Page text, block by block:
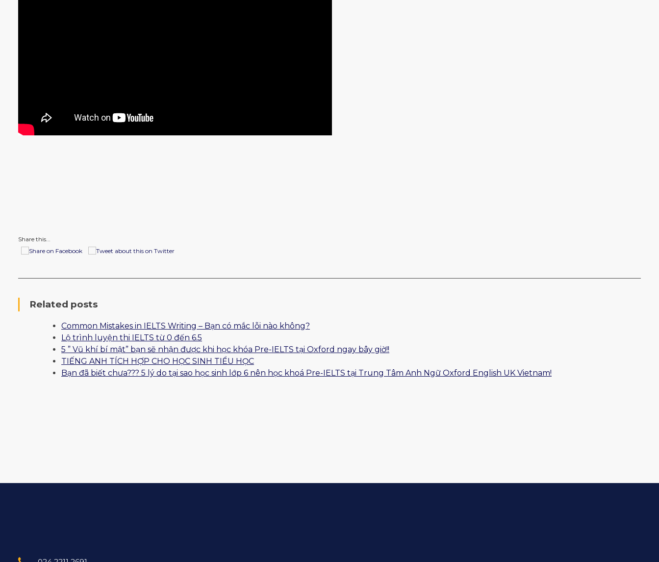
Share this...
Related posts
Common Mistakes in IELTS Writing – Bạn có mắc lỗi nào không?
Lộ trình luyện thi IELTS từ 0 đến 6.5
5 ” Vũ khí bí mật” bạn sẽ nhận được khi học khóa Pre-IELTS tại Oxford ngay bây giờ!!
TIẾNG ANH TÍCH HỢP CHO HỌC SINH TIỂU HỌC
Bạn đã biết chưa??? 5 lý do tại sao học sinh lớp 6 nên học khoá Pre-IELTS tại Trung Tâm Anh Ngữ Oxford English UK Vietnam!